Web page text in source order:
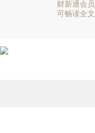
财新通会员
可畅读全文